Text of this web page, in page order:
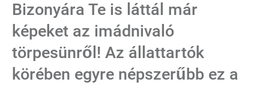
Bizonyára Te is láttál már
képeket az imádnivaló
törpesünről! Az állattartók
körében egyre népszerűbb ez a